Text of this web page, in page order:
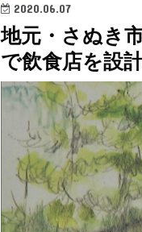
2020.06.07
地元・さぬき
で飲食店を設計